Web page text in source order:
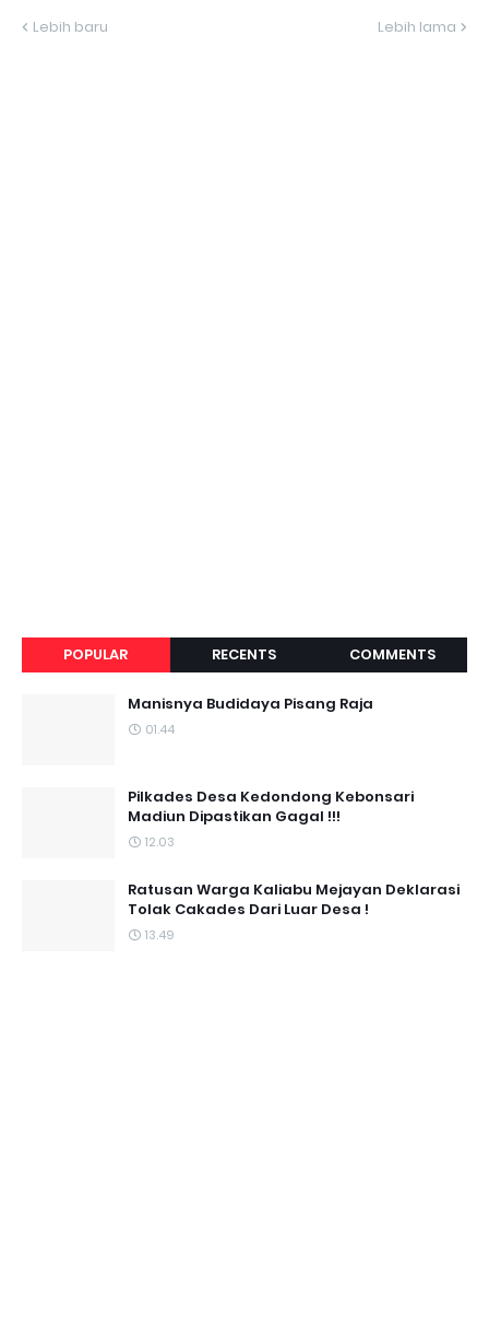
Lebih baru Lebih lama
POPULAR RECENTS COMMENTS
Manisnya Budidaya Pisang Raja
01.44
Pilkades Desa Kedondong Kebonsari
Madiun Dipastikan Gagal !!!
12.03
Ratusan Warga Kaliabu Mejayan Deklarasi
Tolak Cakades Dari Luar Desa !
13.49